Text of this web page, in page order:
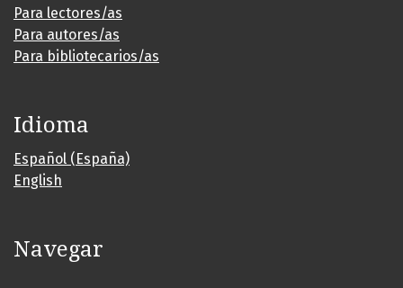
Para lectores/as
Para autores/as
Para bibliotecarios/as
Idioma
Español (España)
English
Navegar